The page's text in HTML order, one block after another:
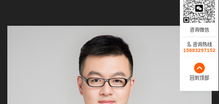
咨询热线
15883297152
回到顶部